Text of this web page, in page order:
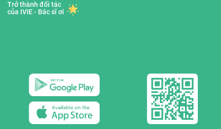
Trở thành đối tác
của IVIE - Bác sĩ ơi